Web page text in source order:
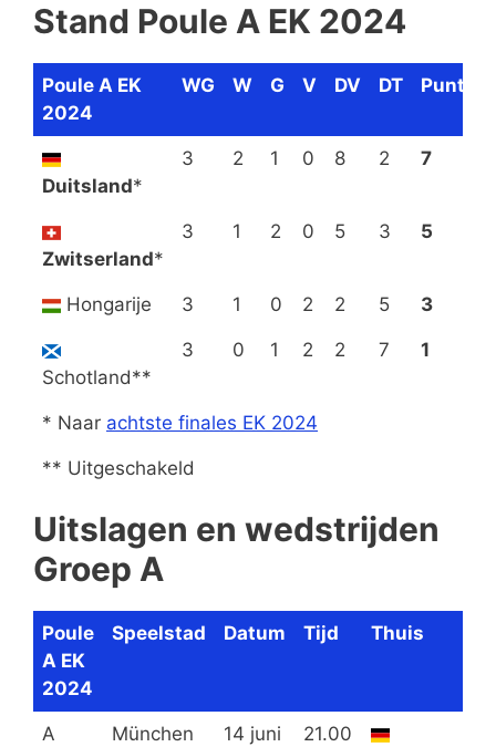
Stand Poule A EK 2024
Poule A EK
2024
WG W G V DV DT Punten
Duitsland*
3 2 1 0 8 2 7
Zwitserland*
3 1 2 0 5 3 5
Hongarije 3 1 0 2 2 5 3
Schotland**
3 0 1 2 2 7 1
* Naar achtste finales EK 2024
** Uitgeschakeld
Uitslagen en wedstrijden
Groep A
Poule
A EK
2024
Speelstad Datum Tijd Thuis
A München
14 juni
21.00